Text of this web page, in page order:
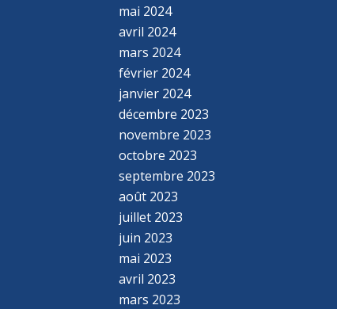
mai 2024
avril 2024
mars 2024
février 2024
janvier 2024
décembre 2023
novembre 2023
octobre 2023
septembre 2023
août 2023
juillet 2023
juin 2023
mai 2023
avril 2023
mars 2023